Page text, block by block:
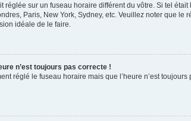
réglée sur un fuseau horaire différent du vôtre. Si tel
Paris, New York, Sydney, etc. Veuillez noter que
idéale de le faire.
n’est toujours pas correcte !
réglé le fuseau horaire mais que l’heure n’est